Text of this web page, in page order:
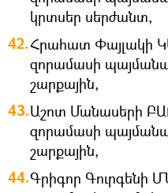
կրտսեր սերժանտ,
Հրահատ Փայլակի
զորամասի
շարքային,
Աշոտ Մանասերի
զորամասի
շարքային,
Գրիգոր Գուրգենի